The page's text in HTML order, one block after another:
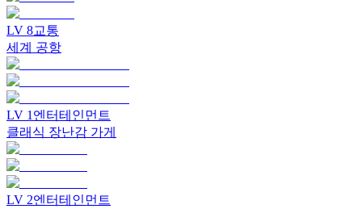
LV 8교통
세계 공항
LV 1 엔터테인먼트
클래식 장난감 가게
LV 2엔터테인먼트